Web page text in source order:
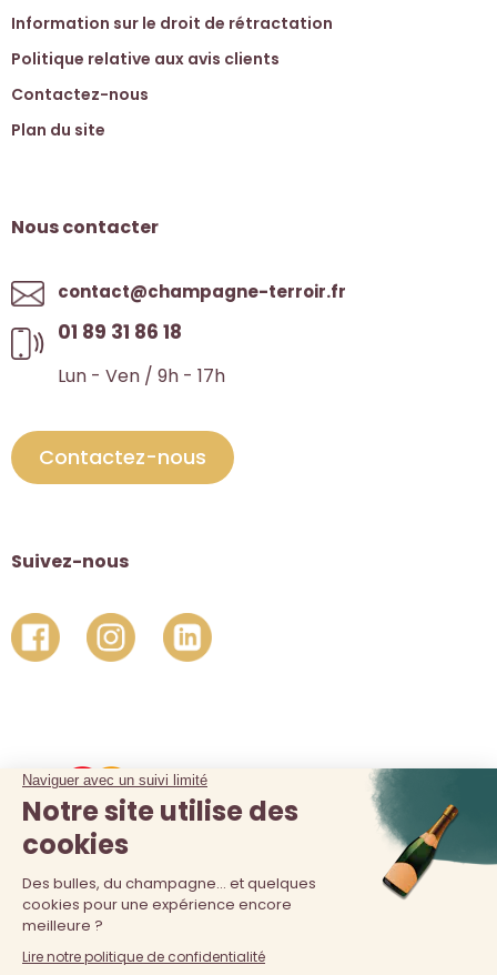
Information sur le droit de rétractation
Politique relative aux avis clients
Contactez-nous
Plan du site
Nous contacter
contact@champagne-terroir.fr
01 89 31 86 18
Lun - Ven / 9h - 17h
Contactez-nous
Suivez-nous
La vente d'alcool est interdite au moins de 18 ans. L'abus
d'alcool est dangereux pour la santé, à consommer avec
modération.